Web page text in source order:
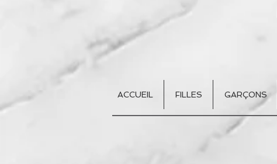
ACCUEIL FILLES GARÇONS